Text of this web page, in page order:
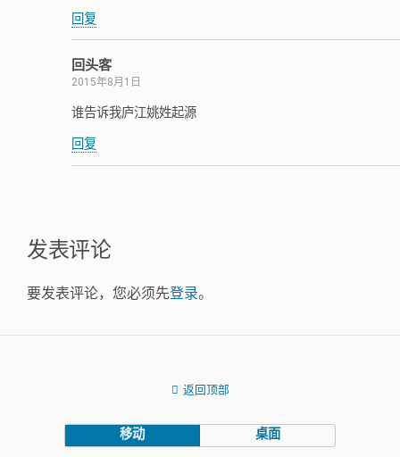
回复
回头客
2015年8月1日
谁告诉我庐江姚姓起源
回复
发表评论
要发表评论，您必须先登录。
返回顶部
移动 桌面